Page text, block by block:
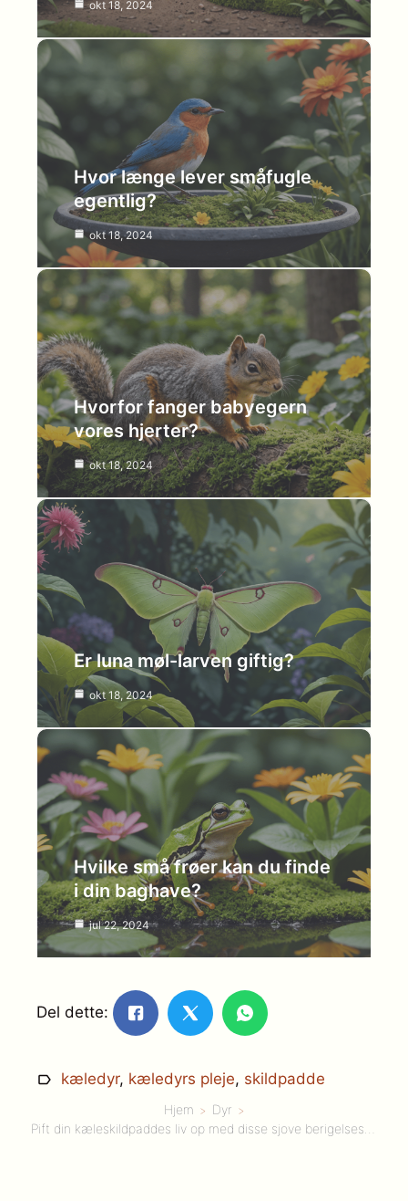
okt 18, 2024
Hvor længe lever småfugle
egentlig?
okt 18, 2024
Hvorfor fanger babyegern
vores hjerter?
okt 18, 2024
Er luna møl-larven giftig?
okt 18, 2024
Hvilke små frøer kan du finde
i din baghave?
jul 22, 2024
Del dette:
kæledyr, kæledyrs pleje, skildpadde
Hjem
Dyr